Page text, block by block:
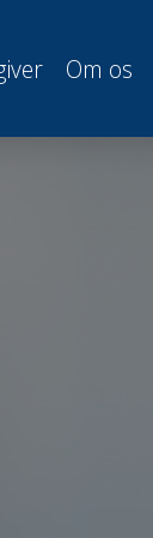
Om os